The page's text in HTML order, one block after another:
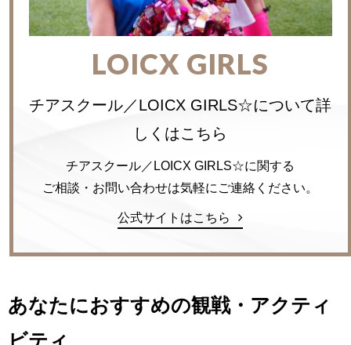
LOICX GIRLS
チアスクール／LOICX GIRLS☆について詳
しくはこちら
チアスクール／LOICX GIRLS☆に関する
ご相談・お問い合わせは気軽にご連絡ください。
公式サイトはこちら
あなたにおすすめの観戦・アクティ
ビティ